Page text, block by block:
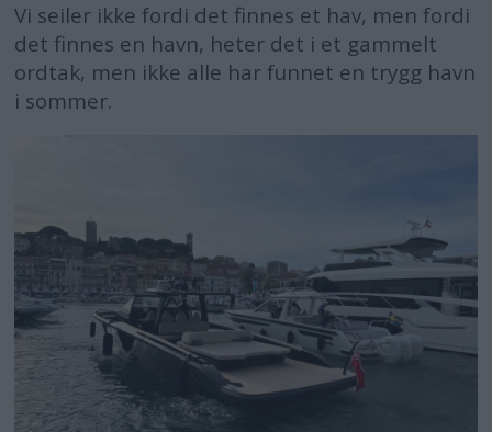
Vi seiler ikke fordi det finnes et hav, men fordi
det finnes en havn, heter det i et gammelt
ordtak, men ikke alle har funnet en trygg havn
i sommer.